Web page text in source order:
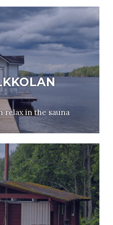
relax in the sauna